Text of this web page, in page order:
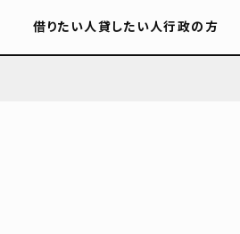
借りたい人貸したい人行政の方